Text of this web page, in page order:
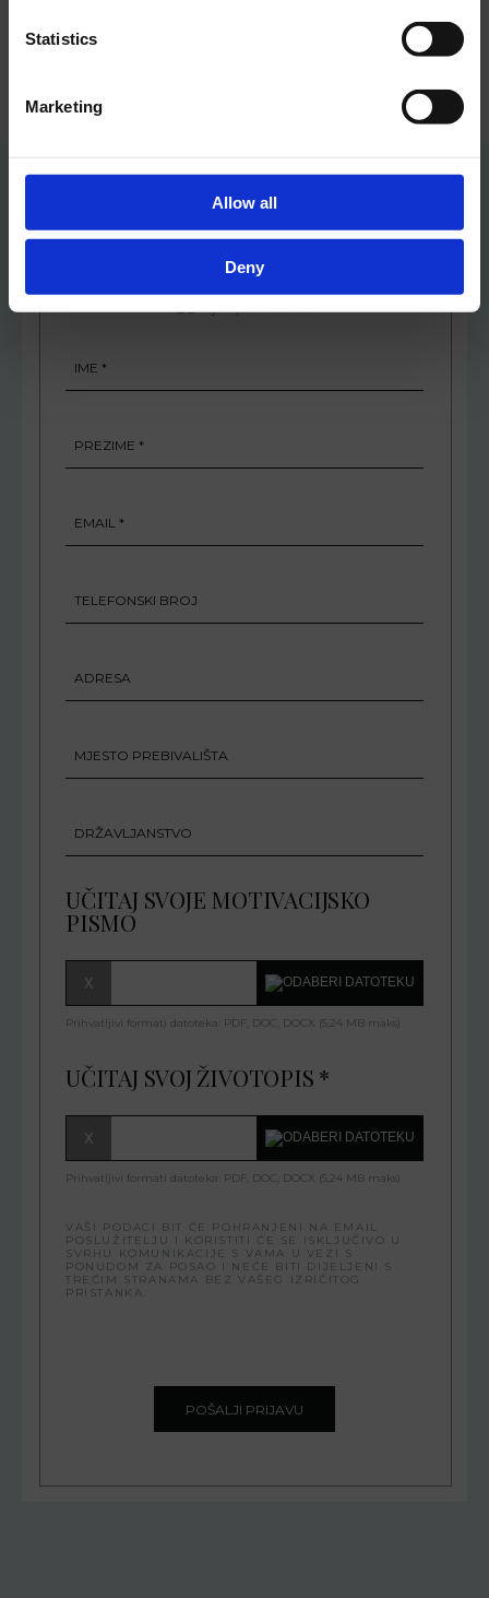
Statistics
Marketing
Allow all
Deny
UČITAJ SVOJE MOTIVACIJSKO
PISMO
X
Prihvatljivi formati datoteka: PDF, DOC, DOCX (5,24 MB maks)
UČITAJ SVOJ ŽIVOTOPIS *
X
Prihvatljivi formati datoteka: PDF, DOC, DOCX (5,24 MB maks)
VAŠI PODACI BIT ĆE POHRANJENI NA EMAIL
POSLUŽITELJU I KORISTITI ĆE SE ISKLJUČIVO U
SVRHU KOMUNIKACIJE S VAMA U VEZI S
PONUDOM ZA POSAO I NEĆE BITI DIJELJENI S
TREĆIM STRANAMA BEZ VAŠEG IZRIČITOG
PRISTANKA.
POŠALJI PRIJAVU